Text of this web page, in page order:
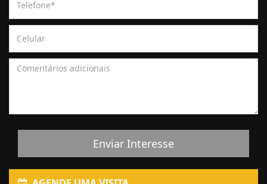
Enviar Interesse